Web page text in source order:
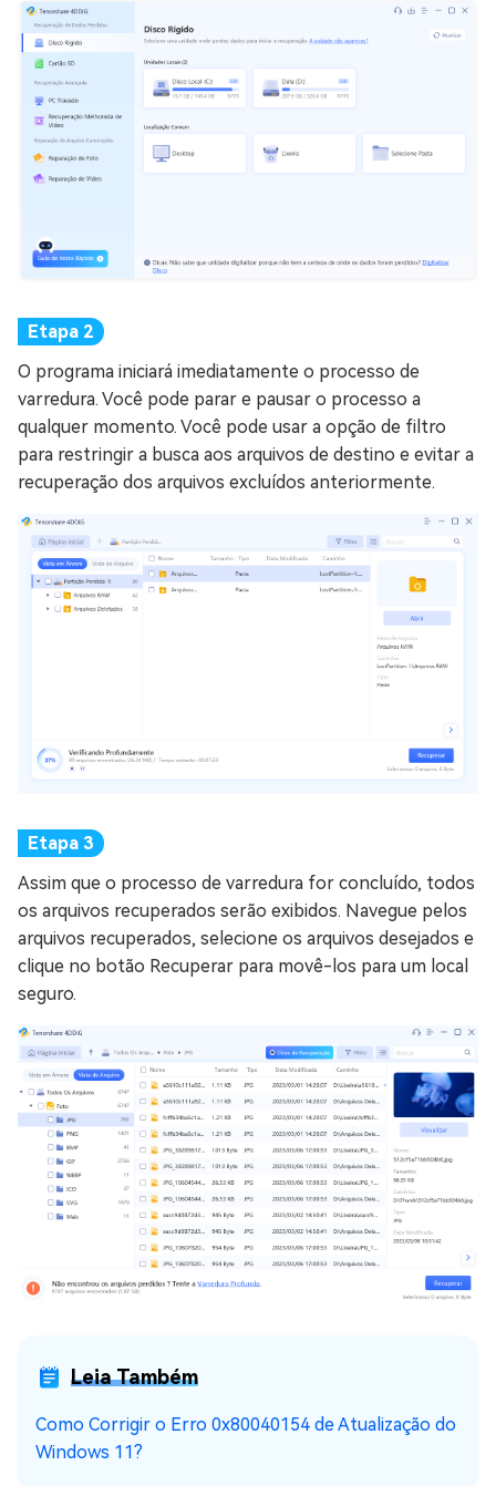
O programa iniciará imediatamente o processo de
varredura. Você pode parar e pausar o processo a
qualquer momento. Você pode usar a opção de filtro
para restringir a busca aos arquivos de destino e evitar a
recuperação dos arquivos excluídos anteriormente.
Assim que o processo de varredura for concluído, todos
os arquivos recuperados serão exibidos. Navegue pelos
arquivos recuperados, selecione os arquivos desejados e
clique no botão Recuperar para movê-los para um local
seguro.
Leia Também
Como Corrigir o Erro 0x80040154 de Atualização do
Windows 11?